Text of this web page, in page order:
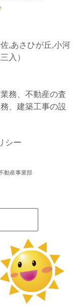
,あさひが丘,小河
入）
務、不動産の査
、建築工事の設
シー
動産事業部